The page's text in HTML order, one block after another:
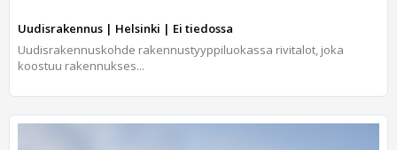
Uudisrakennus | Helsinki | Ei tiedossa
Uudisrakennuskohde rakennustyyppiluokassa rivitalot, joka
koostuu rakennukses...